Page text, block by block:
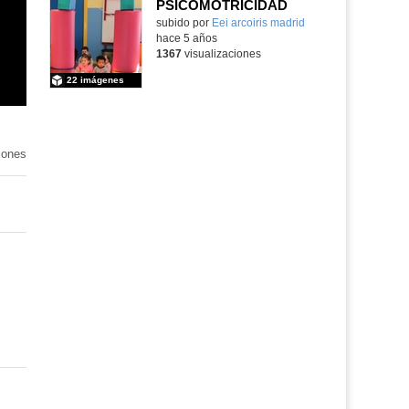
PSICOMOTRICIDAD
Contenido educativo.
subido por Eei arcoiris madrid
22 imágenes
hace 5 años
1367visualizaciones